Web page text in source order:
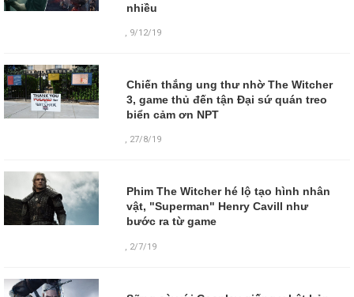
nhiều
, 9/12/19
Chiến thắng ung thư nhờ The Witcher
3, game thủ đến tận Đại sứ quán treo
biển cảm ơn NPT
, 27/8/19
Phim The Witcher hé lộ tạo hình nhân
vật, "Superman" Henry Cavill như
bước ra từ game
2/7/19